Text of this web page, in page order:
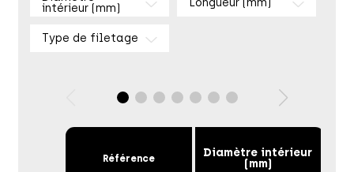
intérieur (mm)
Type de filetage
Référence
Diamètre intérieur
(mm)